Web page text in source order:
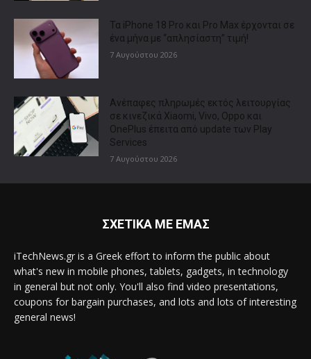
Τα iPhone 18 Pro και Pro Max έρχονται σε
ένα μήνα με “απλησίαστη” τιμή!
7 Αυγούστου 2026
Ανέπαφες πληρωμές εκτός λειτουργίας
σε κινεζικά Xiaomi, Vivo, Oppo και
OnePlus έπειτα από update των Play
Services
7 Αυγούστου 2026
ΣΧΕΤΙΚΑ ΜΕ ΕΜΑΣ
iTechNews.gr is a Greek effort to inform the public about
what's new in mobile phones, tablets, gadgets, in technology
in general but not only. You'll also find video presentations,
coupons for bargain purchases, and lots and lots of interesting
general news!